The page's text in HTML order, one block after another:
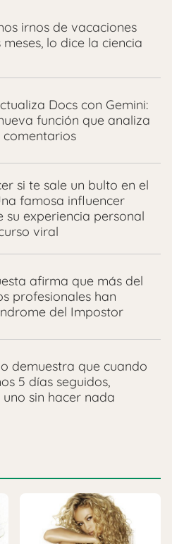
irnos de vacaciones
lo dice la ciencia
Docs con Gemini:
función que analiza
si te sale un bulto en el
famosa influencer
su experiencia personal
viral
afirma que más del
profesionales han
del Impostor
demuestra que cuando
5 días seguidos,
sin hacer nada